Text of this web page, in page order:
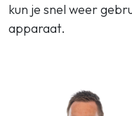
kun je snel weer
apparaat.